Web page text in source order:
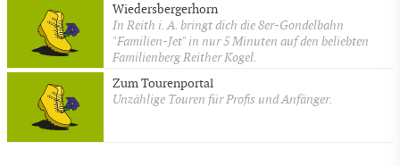
Wiedersbergerhorn
In Reith i. A. bringt dich die 8er-Gondelbahn
"Familien-Jet" in nur 5 Minuten auf den beliebten
Familienberg Reither Kogel.
Zum Tourenportal
Unzählige Touren für Profis und Anfänger.